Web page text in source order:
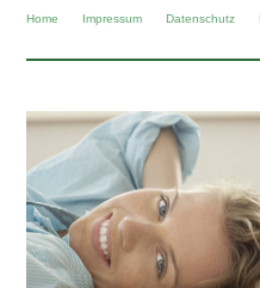
Home Impressum Datenschutz